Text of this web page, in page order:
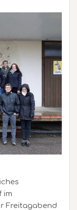
im
Freitagabend